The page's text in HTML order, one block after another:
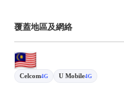
覆蓋地區及網絡
Celcom4G U Mobile4G